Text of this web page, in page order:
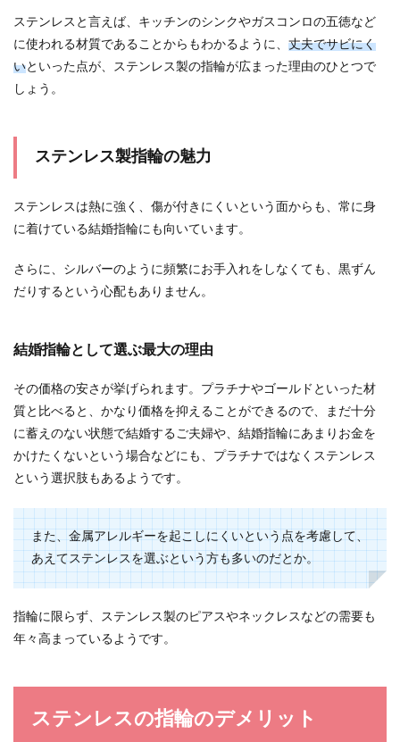
ステンレスと言えば、キッチンのシンクやガスコンロの五徳など
に使われる材質であることからもわかるように、 丈夫でサビにく
いといった点が、ステンレス製の指輪が広まった理由のひとつで
しょう。
ステンレス製指輪の魅力
ステンレスは熱に強く、傷が付きにくいという面からも、常に身
に着けている結婚指輪にも向いています。
さらに、シルバーのように頻繁にお手入れをしなくても、黒ずん
だりするという心配もありません。
結婚指輪として選ぶ最大の理由
その価格の安さが挙げられます。プラチナやゴールドといった材
質と比べると、かなり価格を抑えることができるので、まだ十分
に蓄えのない状態で結婚するご夫婦や、結婚指輪にあまりお金を
かけたくないという場合などにも、プラチナではなくステンレス
という選択肢もあるようです。
また、金属アレルギーを起こしにくいという点を考慮して、
あえてステンレスを選ぶという方も多いのだとか。
指輪に限らず、ステンレス製のピアスやネックレスなどの需要も
年々高まっているようです。
ステンレスの指輪のデメリット